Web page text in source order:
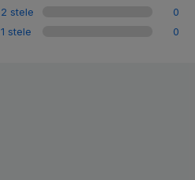
2 stele
0
1 stele
0